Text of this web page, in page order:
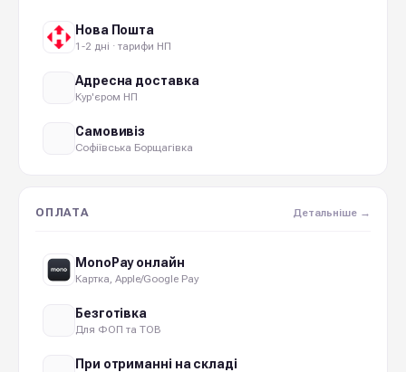
Нова Пошта
1-2 дні · тарифи НП
Адресна доставка
Кур'єром НП
Самовивіз
Софіївська Борщагівка
ОПЛАТА Детальніше →
MonoPay онлайн
Картка, Apple/Google Pay
Безготівка
Для ФОП та ТОВ
При отриманні на складі